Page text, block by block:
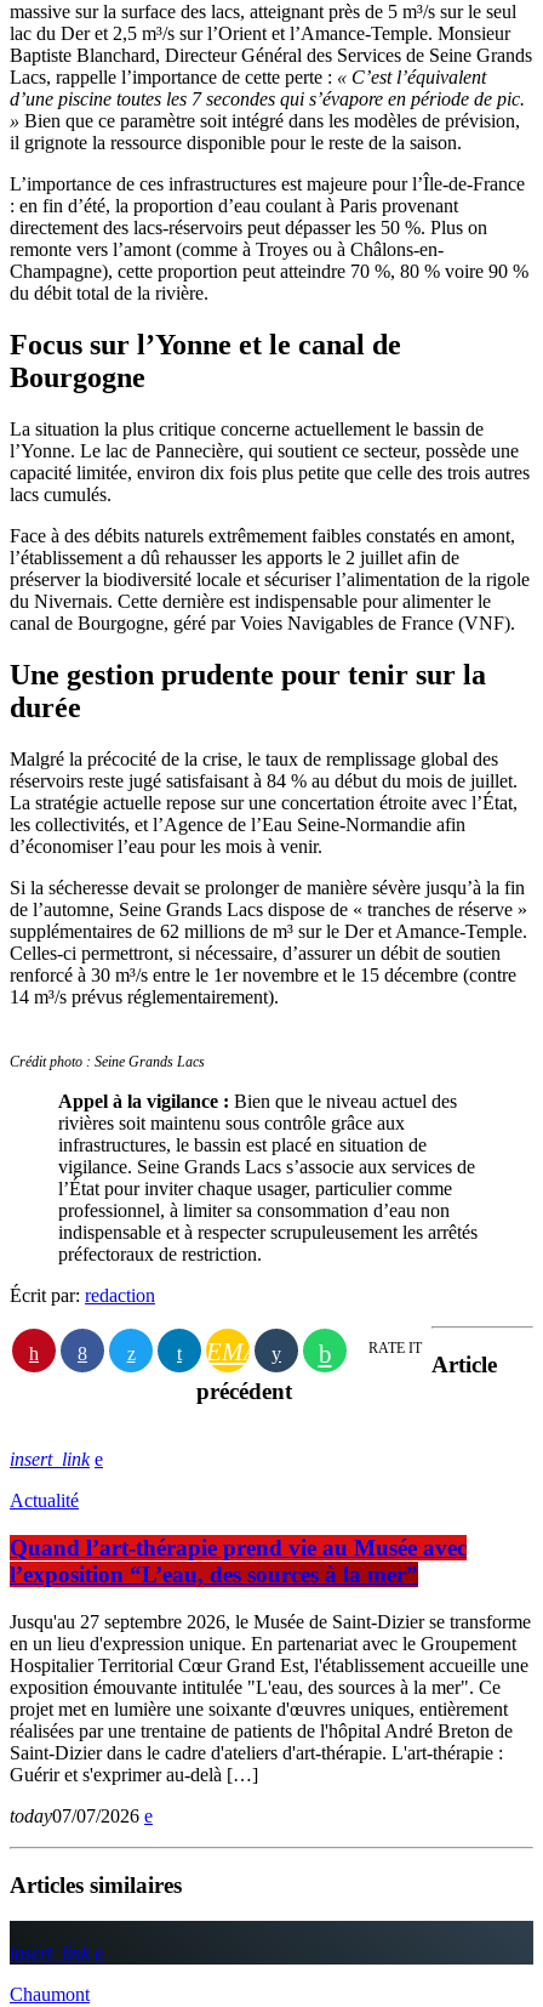
massive sur la surface des lacs, atteignant près de 5 m³/s sur le seul
lac du Der et 2,5 m³/s sur l’Orient et l’Amance-Temple. Monsieur
Baptiste Blanchard, Directeur Général des Services de Seine Grands
Lacs, rappelle l’importance de cette perte : « C’est l’équivalent
d’une piscine toutes les 7 secondes qui s’évapore en période de pic.
» Bien que ce paramètre soit intégré dans les modèles de prévision,
il grignote la ressource disponible pour le reste de la saison.
L’importance de ces infrastructures est majeure pour l’Île-de-France
: en fin d’été, la proportion d’eau coulant à Paris provenant
directement des lacs-réservoirs peut dépasser les 50 %. Plus on
remonte vers l’amont (comme à Troyes ou à Châlons-en-
Champagne), cette proportion peut atteindre 70 %, 80 % voire 90 %
du débit total de la rivière.
Focus sur l’Yonne et le canal de
Bourgogne
La situation la plus critique concerne actuellement le bassin de
l’Yonne. Le lac de Pannecière, qui soutient ce secteur, possède une
capacité limitée, environ dix fois plus petite que celle des trois autres
lacs cumulés.
Face à des débits naturels extrêmement faibles constatés en amont,
l’établissement a dû rehausser les apports le 2 juillet afin de
préserver la biodiversité locale et sécuriser l’alimentation de la rigole
du Nivernais. Cette dernière est indispensable pour alimenter le
canal de Bourgogne, géré par Voies Navigables de France (VNF).
Une gestion prudente pour tenir sur la
durée
Malgré la précocité de la crise, le taux de remplissage global des
réservoirs reste jugé satisfaisant à 84 % au début du mois de juillet.
La stratégie actuelle repose sur une concertation étroite avec l’État,
les collectivités, et l’Agence de l’Eau Seine-Normandie afin
d’économiser l’eau pour les mois à venir.
Si la sécheresse devait se prolonger de manière sévère jusqu’à la fin
de l’automne, Seine Grands Lacs dispose de « tranches de réserve »
supplémentaires de 62 millions de m³ sur le Der et Amance-Temple.
Celles-ci permettront, si nécessaire, d’assurer un débit de soutien
renforcé à 30 m³/s entre le 1er novembre et le 15 décembre (contre
14 m³/s prévus réglementairement).
Crédit photo : Seine Grands Lacs
Appel à la vigilance : Bien que le niveau actuel des
rivières soit maintenu sous contrôle grâce aux
infrastructures, le bassin est placé en situation de
vigilance. Seine Grands Lacs s’associe aux services de
l’État pour inviter chaque usager, particulier comme
professionnel, à limiter sa consommation d’eau non
indispensable et à respecter scrupuleusement les arrêtés
préfectoraux de restriction.
Écrit par: redaction
EMAIL RATE IT
Article
précédent
insert_link
Actualité
Quand l’art-thérapie prend vie au Musée avec
l’exposition “L’eau, des sources à la mer”
Jusqu'au 27 septembre 2026, le Musée de Saint-Dizier se transforme
en un lieu d'expression unique. En partenariat avec le Groupement
Hospitalier Territorial Cœur Grand Est, l'établissement accueille une
exposition émouvante intitulée "L'eau, des sources à la mer". Ce
projet met en lumière une soixante d'œuvres uniques, entièrement
réalisées par une trentaine de patients de l'hôpital André Breton de
Saint-Dizier dans le cadre d'ateliers d'art-thérapie. L'art-thérapie :
Guérir et s'exprimer au-delà […]
today07/07/2026
Articles similaires
insert_link
Chaumont